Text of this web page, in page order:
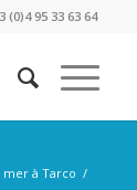
95 33 63 64
mer à Tarco /